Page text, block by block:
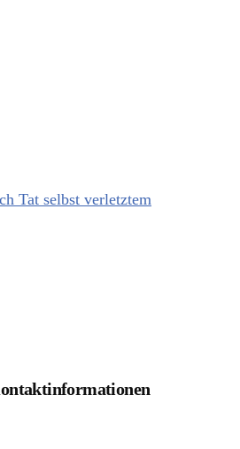
Tat selbst verletztem